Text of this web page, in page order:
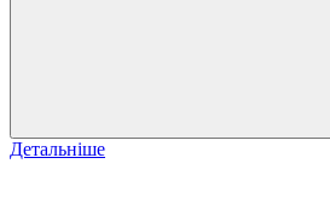
Детальніше